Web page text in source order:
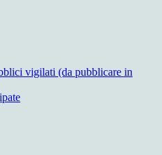
vigilati (da pubblicare in